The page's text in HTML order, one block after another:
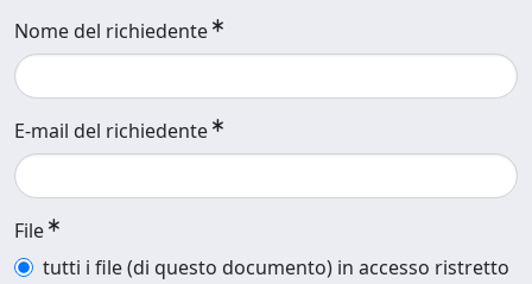
Nome del richiedente
E-mail del richiedente
File
tutti i file (di questo documento) in accesso ristretto